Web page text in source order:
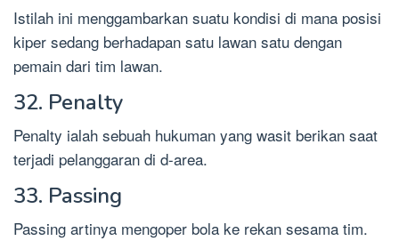
Istilah ini menggambarkan suatu kondisi di mana posisi
kiper sedang berhadapan satu lawan satu dengan
pemain dari tim lawan.
32. Penalty
Penalty ialah sebuah hukuman yang wasit berikan saat
terjadi pelanggaran di d-area.
33. Passing
Passing artinya mengoper bola ke rekan sesama tim.